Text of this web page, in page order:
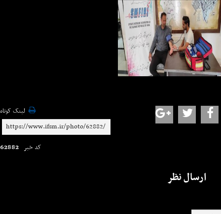
لینک کوتاه
کد خبر 62882
ارسال نظر